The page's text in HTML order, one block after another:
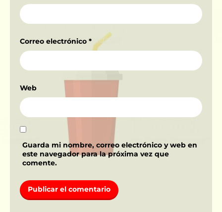
Correo electrónico *
Web
Guarda mi nombre, correo electrónico y web en
este navegador para la próxima vez que
comente.